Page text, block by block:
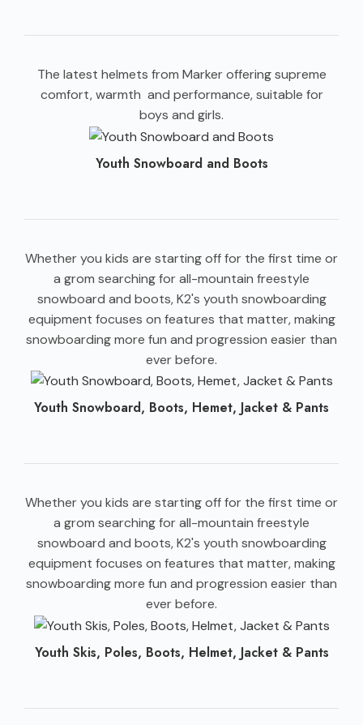
The latest helmets from Marker offering supreme
comfort, warmth and performance, suitable for
boys and girls.
Youth Snowboard and Boots
Whether you kids are starting off for the first time or
a grom searching for all-mountain freestyle
snowboard and boots, K2's youth snowboarding
equipment focuses on features that matter, making
snowboarding more fun and progression easier than
ever before.
Youth Snowboard, Boots, Hemet, Jacket & Pants
Whether you kids are starting off for the first time or
a grom searching for all-mountain freestyle
snowboard and boots, K2's youth snowboarding
equipment focuses on features that matter, making
snowboarding more fun and progression easier than
ever before.
Youth Skis, Poles, Boots, Helmet, Jacket & Pants